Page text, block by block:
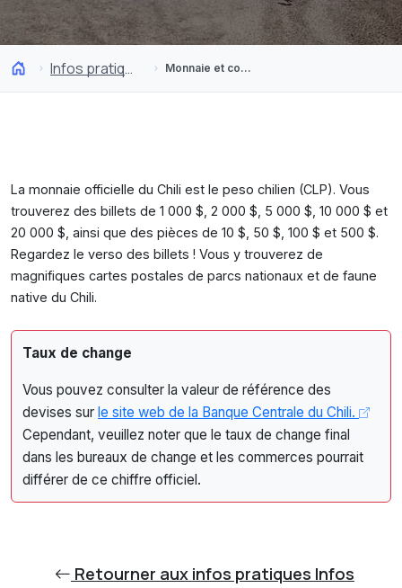
Infos pratiques Monnaie et coûts
La monnaie officielle du Chili est le peso chilien (CLP). Vous
trouverez des billets de 1 000 $, 2 000 $, 5 000 $, 10 000 $ et
20 000 $, ainsi que des pièces de 10 $, 50 $, 100 $ et 500 $.
Regardez le verso des billets ! Vous y trouverez de
magnifiques cartes postales de parcs nationaux et de faune
native du Chili.
Taux de change
Vous pouvez consulter la valeur de référence des
devises sur le site web de la Banque Centrale du Chili.
Cependant, veuillez noter que le taux de change final
dans les bureaux de change et les commerces pourrait
différer de ce chiffre officiel.
Retourner aux infos pratiques Infos